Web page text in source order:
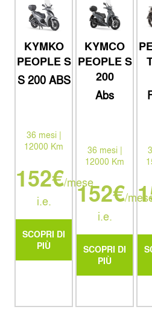
KYMKO
PEOPLE S
S 200 ABS
36 mesi |
12000 Km
152€/mese
i.e.
SCOPRI DI
PIÙ
KYMCO
PEOPLE S
200
Abs
36 mesi |
12000 Km
152€/
i.e.
SCOPRI DI
PIÙ